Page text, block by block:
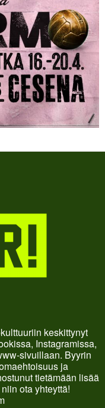
keskittynyt
Instagramissa,
sivuillaan. Byyrin
ja
tietämään lisää
ota yhteyttä!